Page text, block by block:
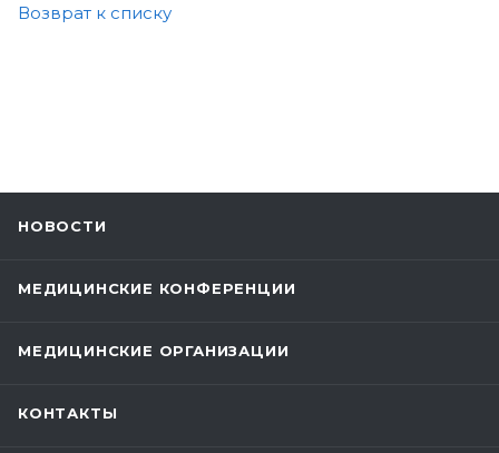
Возврат к списку
НОВОСТИ
МЕДИЦИНСКИЕ КОНФЕРЕНЦИИ
МЕДИЦИНСКИЕ ОРГАНИЗАЦИИ
КОНТАКТЫ